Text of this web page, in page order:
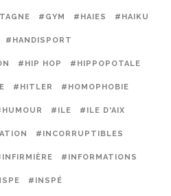
#GYM #HAIES #HAIKU
#HANDISPORT
#HIP HOP #HIPPOPOTALE
#HITLER #HOMOPHOBIE
#ILE #ILE D'AIX
#INCORRUPTIBLES
#INFORMATIONS
#INSPÉ